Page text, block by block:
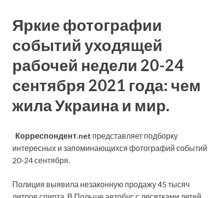
Яркие фотографии
событий уходящей
рабочей недели 20-24
сентября 2021 года: чем
жила Украина и мир.
Корреспондент.net представляет подборку
интересных и запоминающихся фотографий событий
20-24 сентября.
Полиция выявила незаконную продажу 45 тысяч